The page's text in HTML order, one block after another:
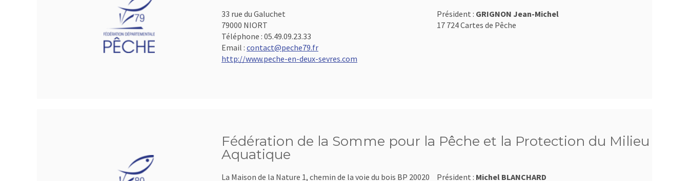
33 rue du Galuchet
79000 NIORT
Téléphone : 05.49.09.23.33
Email : contact@peche79.fr
http://www.peche-en-deux-sevres.com
Président : GRIGNON Jean-Michel
17 724 Cartes de Pêche
Fédération de la Somme pour la Pêche et la Protection du Milieu
Aquatique
La Maison de la Nature 1, chemin de la voie du bois BP 20020 Président : Michel BLANCHARD